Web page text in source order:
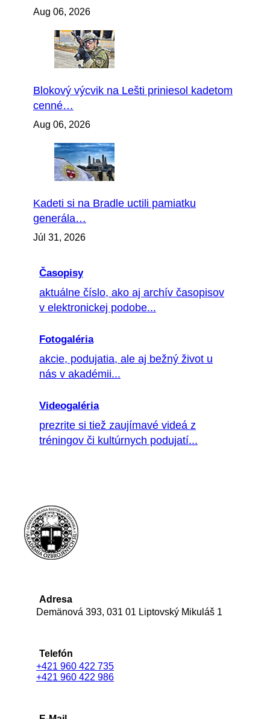
Aug 06, 2026
Blokový výcvik na Lešti priniesol kadetom
cenné…
Aug 06, 2026
Kadeti si na Bradle uctili pamiatku
generála…
Júl 31, 2026
Časopisy
aktuálne číslo, ako aj archív časopisov
v elektronickej podobe...
Fotogaléria
akcie, podujatia, ale aj bežný život u
nás v akadémii...
Videogaléria
prezrite si tiež zaujímavé videá z
tréningov či kultúrnych podujatí...
Adresa
Demänová 393, 031 01 Liptovský Mikuláš 1
Telefón
+421 960 422 735
+421 960 422 986